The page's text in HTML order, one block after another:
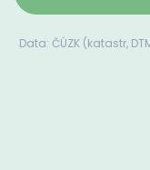
Data: ČÚZK (katastr,